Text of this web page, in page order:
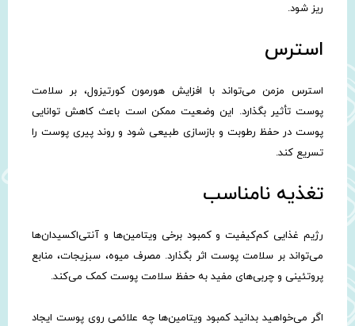
ریز شود.
استرس
استرس مزمن می‌تواند با افزایش هورمون کورتیزول، بر سلامت
پوست تأثیر بگذارد. این وضعیت ممکن است باعث کاهش توانایی
پوست در حفظ رطوبت و بازسازی طبیعی شود و روند پیری پوست را
تسریع کند.
تغذیه نامناسب
رژیم غذایی کم‌کیفیت و کمبود برخی ویتامین‌ها و آنتی‌اکسیدان‌ها
می‌تواند بر سلامت پوست اثر بگذارد. مصرف میوه، سبزیجات، منابع
پروتئینی و چربی‌های مفید به حفظ سلامت پوست کمک می‌کند.
اگر می‌خواهید بدانید کمبود ویتامین‌ها چه علائمی روی پوست ایجاد